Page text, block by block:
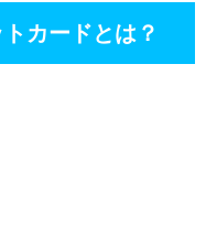
カードとは？